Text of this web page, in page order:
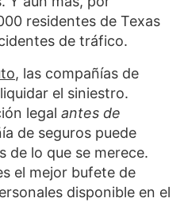
residentes de Texas
de tráfico.
, las compañías de
el siniestro.
legal antes de
de seguros puede
de lo que se merece.
el mejor bufete de
disponible en el